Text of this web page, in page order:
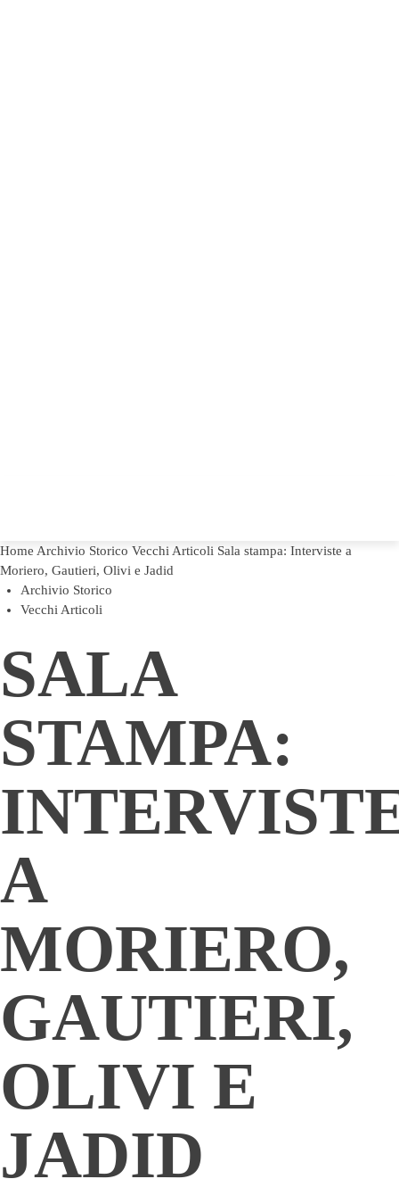
Home Archivio Storico Vecchi Articoli Sala stampa: Interviste a
Moriero, Gautieri, Olivi e Jadid
Archivio Storico
Vecchi Articoli
SALA
STAMPA:
A
MORIERO,
GAUTIERI,
OLIVI E
JADID